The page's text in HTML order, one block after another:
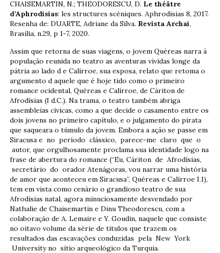
CHAISEMARTIN, N.; THEODORESCU, D. Le théâtre
d’Aphrodisias: les structures scéniques. Aphrodisias 8, 2017.
Resenha de: DUARTE, Adriane da Silva. Revista Archai,
Brasília, n.29, p 1-7, 2020.
Assim que retorna de suas viagens, o jovem Quéreas narra à
população reunida no teatro as aventuras vividas longe da
pátria ao lado d e Calírroe, sua esposa, relato que retoma o
argumento d aquele que é hoje tido como o primeiro
romance ocidental, Quéreas e Calírroe, de Cáriton de
Afrodísias (I d.C.). Na trama, o teatro também abriga
assembleias cívicas, como a que decide o casamento entre os
dois jovens no primeiro capítulo, e o julgamento do pirata
que saqueara o túmulo da jovem. Embora a ação se passe em
Siracusa e no período clássico, parece-me claro que o
autor, que orgulhosamente proclama sua identidade logo na
frase de abertura do romance (“Eu, Cáriton de Afrodísias,
secretário do orador Atenágoras, vou narrar uma história
de amor que aconteceu em Siracusa”, Quéreas e Calírroe I.1),
tem em vista como cenário o grandioso teatro de sua
Afrodísias natal, agora minuciosamente desvendado por
Nathalie de Chaisemartin e Dinu Theodorescu, com a
colaboração de A. Lemaire e Y. Goudin, naquele que consiste
no oitavo volume da série de títulos que trazem os
resultados das escavações conduzidas pela New York
University no sítio arqueológico da Turquia.